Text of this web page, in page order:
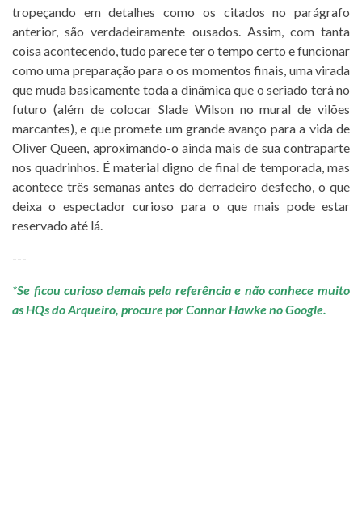
tropeçando em detalhes como os citados no parágrafo
anterior, são verdadeiramente ousados. Assim, com tanta
coisa acontecendo, tudo parece ter o tempo certo e funcionar
como uma preparação para o os momentos finais, uma virada
que muda basicamente toda a dinâmica que o seriado terá no
futuro (além de colocar Slade Wilson no mural de vilões
marcantes), e que promete um grande avanço para a vida de
Oliver Queen, aproximando-o ainda mais de sua contraparte
nos quadrinhos. É material digno de final de temporada, mas
acontece três semanas antes do derradeiro desfecho, o que
deixa o espectador curioso para o que mais pode estar
reservado até lá.
---
*Se ficou curioso demais pela referência e não conhece muito
as HQs do Arqueiro, procure por Connor Hawke no Google.